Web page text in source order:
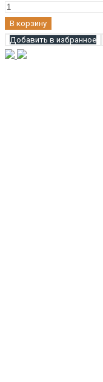
Количество
Шу
Пуэр
Старые
В корзину
Добавить в избранное